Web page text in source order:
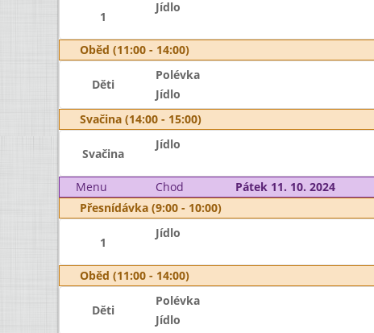
1
Jídlo
Oběd (11:00 - 14:00)
Děti
Polévka
Jídlo
Svačina (14:00 - 15:00)
Svačina
Jídlo
Menu Chod Pátek 11. 10. 2024
Přesnídávka (9:00 - 10:00)
1
Jídlo
Oběd (11:00 - 14:00)
Děti
Polévka
Jídlo